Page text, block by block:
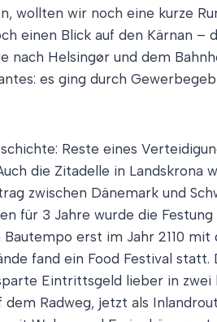
wollten wir noch eine kurze
einen Blick auf den Kärnan –
nach Helsingør und dem
es ging durch
Reste eines
die Zitadelle in Landskrona
zwischen Dänemark und
für 3 Jahre wurde die
erst im Jahr 2110 mit
fand ein Food Festival statt.
Eintrittsgeld lieber in zwei
Radweg, jetzt als